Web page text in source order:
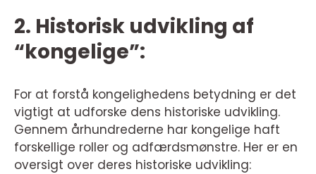
2. Historisk udvikling af
“kongelige”:
For at forstå kongelighedens betydning er det
vigtigt at udforske dens historiske udvikling.
Gennem århundrederne har kongelige haft
forskellige roller og adfærdsmønstre. Her er en
oversigt over deres historiske udvikling: